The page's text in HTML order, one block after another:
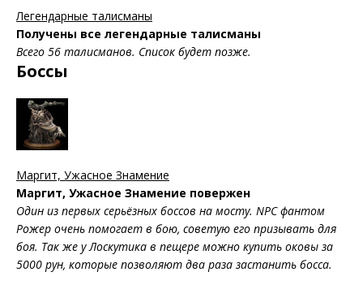
Легендарные талисманы
Получены все легендарные талисманы
Всего 56 талисманов. Список будет позже.
Боссы
Маргит, Ужасное Знамение
Маргит, Ужасное Знамение повержен
Один из первых серьёзных боссов на мосту. NPC фантом
Рожер очень помогает в бою, советую его призывать для
боя. Так же у Лоскутика в пещере можно купить оковы за
5000 рун, которые позволяют два раза застанить босса.